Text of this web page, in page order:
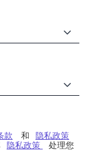
款 和 隐私政策
隐私政策
处理您